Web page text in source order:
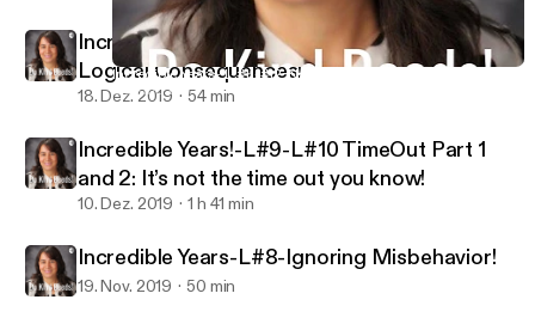
Incredible Years- L-#11-#12-Natural and Logical Consequences!
Do Kind Deeds!
Incredible Years- L-#11-#12-Natural and
Logical Consequences!
18. Dez. 2019 54 min
Incredible Years!-L#9-L#10 TimeOut Part 1
and 2: It’s not the time out you know!
10. Dez. 2019 1 h 41 min
Incredible Years-L#8-Ignoring Misbehavior!
19. Nov. 2019 50 min